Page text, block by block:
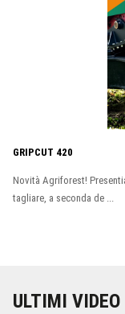
GRIPCUT 420
Novità Agriforest!
tagliare, a seconda de ...
ULTIMI VIDEO